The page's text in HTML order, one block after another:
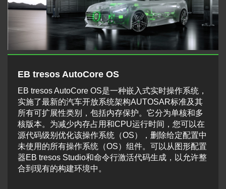
EB tresos AutoCore OS
EB tresos AutoCore OS是一种嵌入式实时操作系统，
实施了最新的汽车开放系统架构AUTOSAR标准及其
所有可扩展性类别，包括内存保护。它分为单核和多
核版本。为减少内存占用和CPU运行时间，您可以在
源代码级别优化该操作系统（OS），删除给定配置中
未使用的所有操作系统（OS）组件。可以从图形配置
器EB tresos Studio和命令行激活代码生成，以允许整
合到现有的构建环境中。